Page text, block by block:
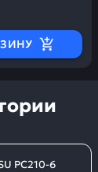
PC210-6